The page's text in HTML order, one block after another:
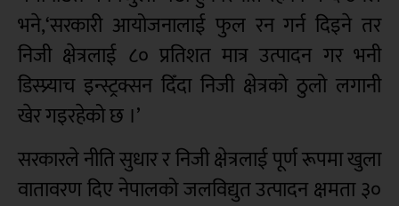
भने,‘सरकारी आयोजनालाई फुल रन गर्न दिइने तर
निजी क्षेत्रलाई ८० प्रतिशत मात्र उत्पादन गर भनी
डिस्प्र्याच इन्स्ट्रक्सन दिँदा निजी क्षेत्रको ठुलो लगानी
खेर गइरहेको छ ।’
सरकारले नीति सुधार र निजी क्षेत्रलाई पूर्ण रूपमा खुला
वातावरण दिए नेपालको जलविद्युत उत्पादन क्षमता ३०